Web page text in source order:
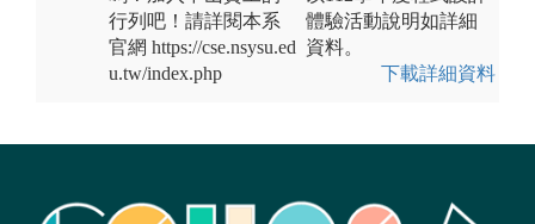
行列吧！請詳閱本系
官網 https://cse.nsysu.ed
u.tw/index.php
體驗活動說明如詳細
資料。
下載詳細資料